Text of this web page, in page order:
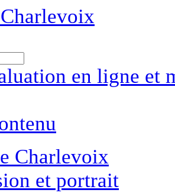
en ligne et
Charlevoix
et portrait